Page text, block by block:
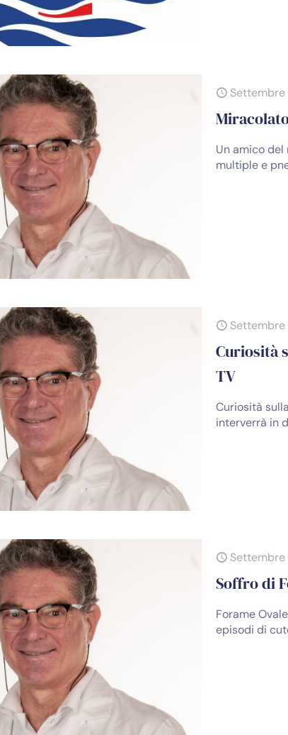
Settembre
Un amico
multiple e
Settembre
Curiosità
TV
Curiosità
interverrà in
Settembre
Soffro di
Forame
episodi di